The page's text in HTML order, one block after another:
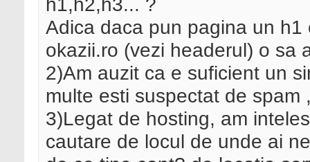
Adica daca pun pagina un
okazii.ro (vezi headerul) o sa
2)Am auzit ca e suficient un
multe esti suspectat de spam
3)Legat de hosting, am
cautare de locul de unde ai